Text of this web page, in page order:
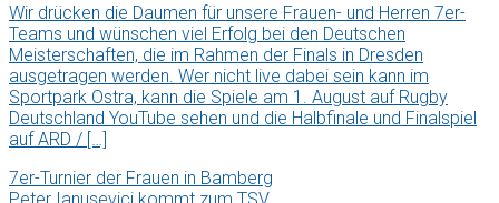
Wir drücken die Daumen für unsere Frauen- und Herren 7er-
Teams und wünschen viel Erfolg bei den Deutschen
Meisterschaften, die im Rahmen der Finals in Dresden
ausgetragen werden. Wer nicht live dabei sein kann im
Sportpark Ostra, kann die Spiele am 1. August auf Rugby
Deutschland YouTube sehen und die Halbfinale und Finalspiel
auf ARD / […]
7er-Turnier der Frauen in Bamberg